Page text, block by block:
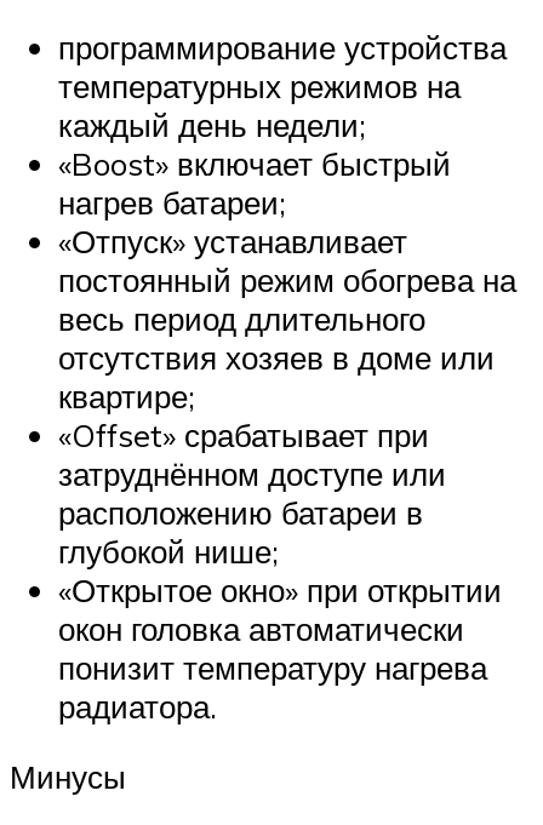
программирование устройства
температурных режимов на
каждый день недели;
«Boost» включает быстрый
нагрев батареи;
«Отпуск» устанавливает
постоянный режим обогрева на
весь период длительного
отсутствия хозяев в доме или
квартире;
«Offset» срабатывает при
затруднённом доступе или
расположению батареи в
глубокой нише;
«Открытое окно» при открытии
окон головка автоматически
понизит температуру нагрева
радиатора.
Минусы